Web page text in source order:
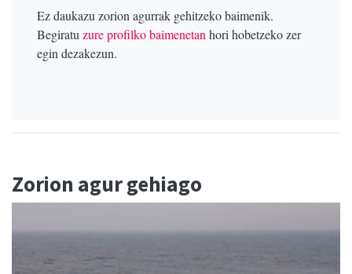
Ez daukazu zorion agurrak gehitzeko baimenik.
Begiratu zure profilko baimenetan hori hobetzeko zer
egin dezakezun.
Zorion agur gehiago